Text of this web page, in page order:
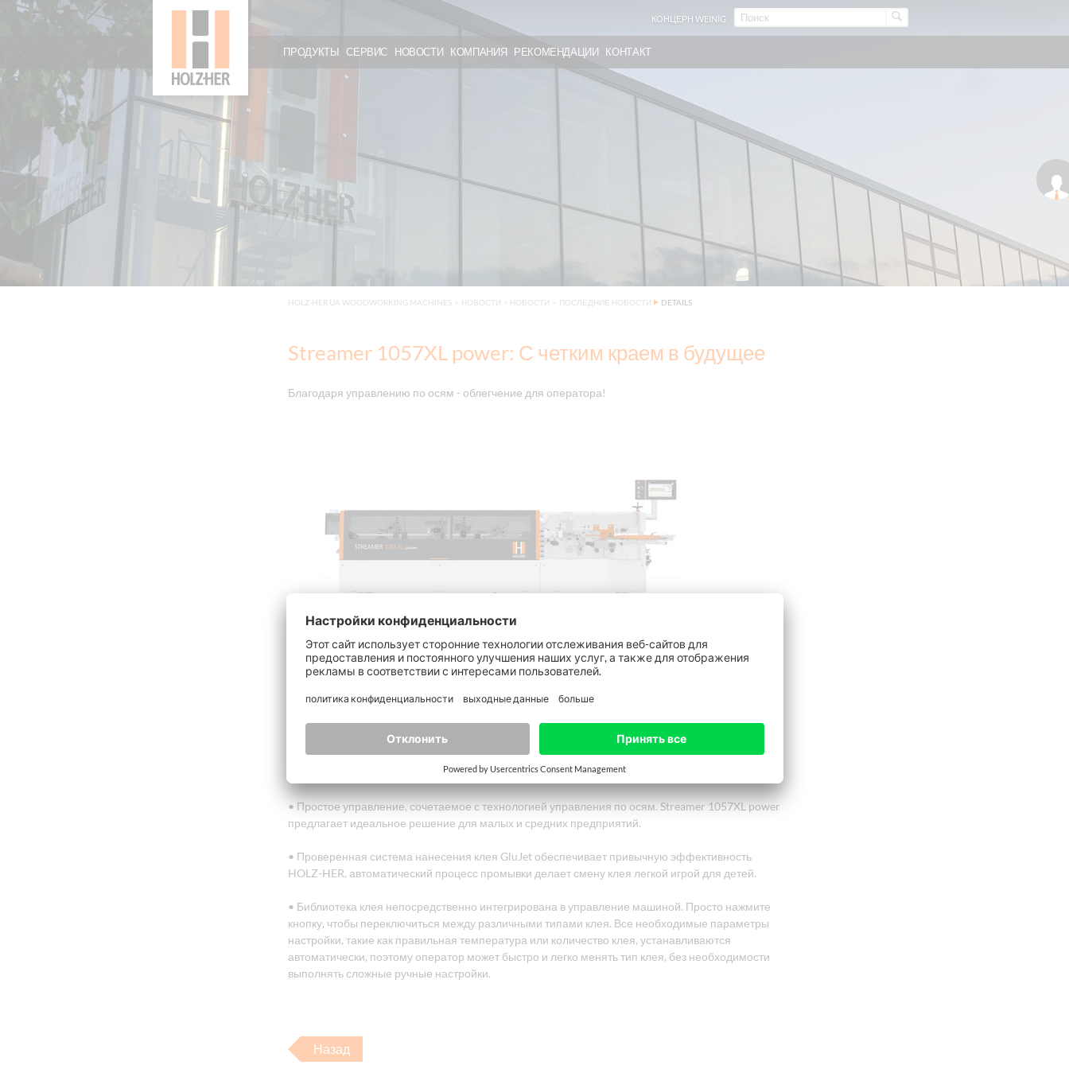
КОНЦЕРН WEINIG
ПРОДУКТЫ СЕРВИС НОВОСТИ КОМПАНИЯ РЕКОМЕНДАЦИИ КОНТАКТ
HOLZ-HER UA WOODWORKING MACHINES > НОВОСТИ > НОВОСТИ > ПОСЛЕДНИЕ НОВОСТИ DETAILS
Streamer 1057XL power: С четким краем в будущее
Благодаря управлению по осям - облегчение для оператора!
• Переключение в течение секунд благодаря агрегатам с управлением по осям. Благодаря
технологии управления по осям она может быстро переключаться, что ускоряет и
оптимизирует процесс производства. Кроме того, простое управление позволяет неопытным
операторам быстро освоиться с машиной.
• Простое управление, сочетаемое с технологией управления по осям. Streamer 1057XL power
предлагает идеальное решение для малых и средних предприятий.
• Проверенная система нанесения клея GluJet обеспечивает привычную эффективность
HOLZ-HER, автоматический процесс промывки делает смену клея легкой игрой для детей.
• Библиотека клея непосредственно интегрирована в управление машиной. Просто нажмите
кнопку, чтобы переключиться между различными типами клея. Все необходимые параметры
настройки, такие как правильная температура или количество клея, устанавливаются
автоматически, поэтому оператор может быстро и легко менять тип клея, без необходимости
выполнять сложные ручные настройки.
Назад